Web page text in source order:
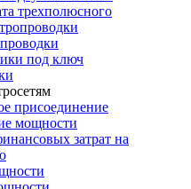
трехполюсного
под ключ
присоединение
мощности
затрат на